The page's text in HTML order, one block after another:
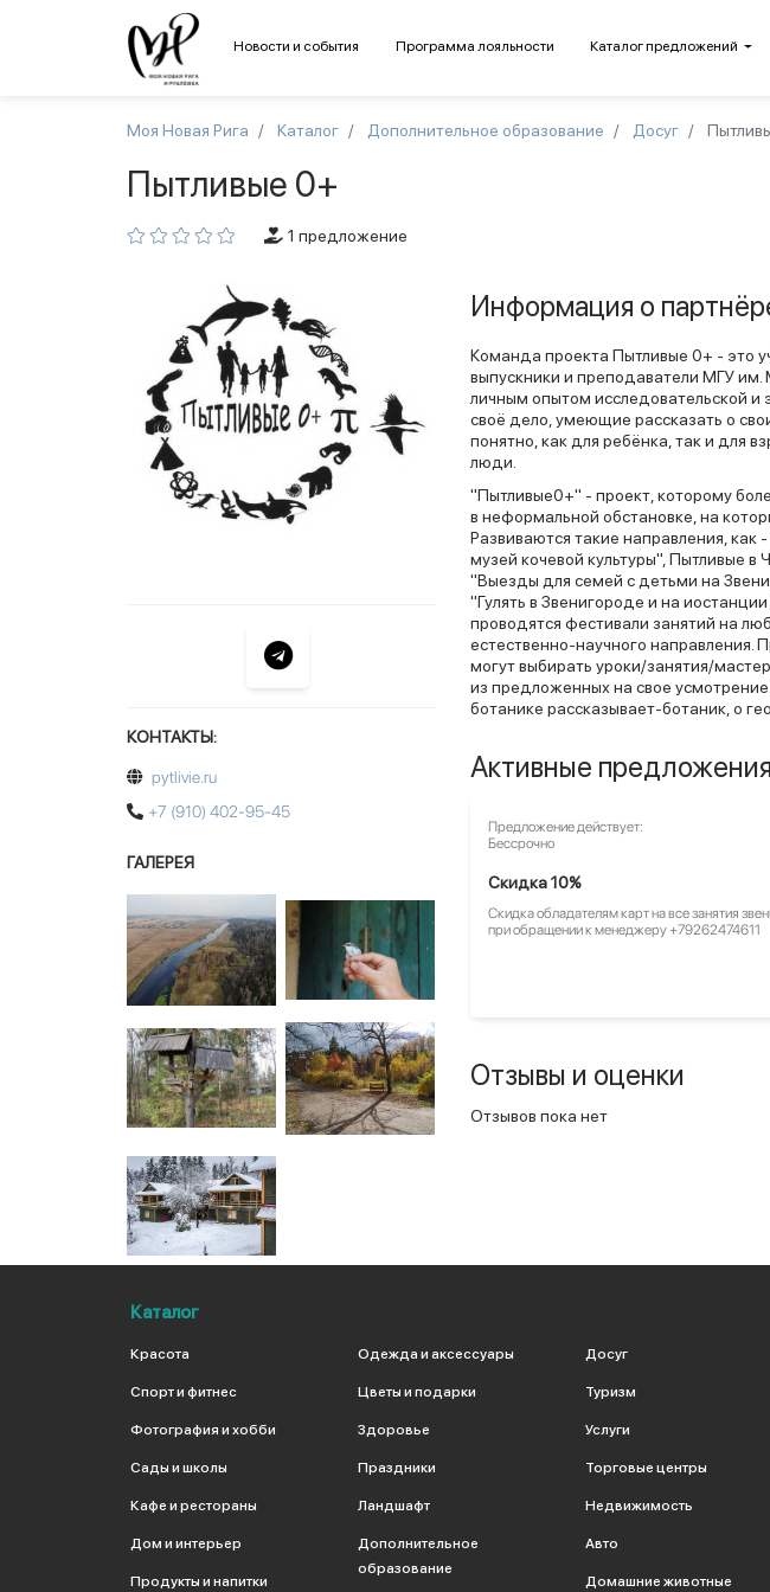
Новости и события Программа лояльности Каталог предложений
Моя Новая Рига Каталог Дополнительное образование Досуг
Пытливые 0+
1 предложение
КОНТАКТЫ:
pytlivie.ru
+7 (910) 402-95-45
ГАЛЕРЕЯ
Информация о
Команда проекта Пытливые 0+ - это
выпускники и преподаватели МГУ
личным опытом исследовательской
своё дело, умеющие рассказать о
понятно, как для ребёнка, так и для
люди.
"Пытливые0+" - проект, которому
в неформальной обстановке, на
Развиваются такие направления, как
музей кочевой культуры", Пытливые в
"Выезды для семей с детьми на
"Гулять в Звенигороде и на
проводятся фестивали занятий на
естественно-научного
могут выбирать уроки/занятия/
из предложенных на свое
ботанике рассказывает-ботаник, о
Активные предложения
Предложение действует:
Бессрочно
Скидка 10%
Скидка обладателям карт на все занятия
при обращении к менеджеру +79262474611
Отзывы и оценки
Отзывов пока нет
Каталог
Красота
Спорт и фитнес
Фотография и хобби
Сады и школы
Кафе и рестораны
Дом и интерьер
Продукты и напитки
Одежда и аксессуары
Цветы и подарки
Здоровье
Праздники
Ландшафт
Дополнительное
образование
Досуг
Туризм
Услуги
Торговые центры
Недвижимость
Авто
Домашние животные